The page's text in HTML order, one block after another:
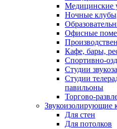
Медицинские
Ночные
Офисные
Кафе, бары,
Спортивно-
Студии
Студии
павильоны
Торгово-
Звукоизолирующие
Для стен
Для потолков